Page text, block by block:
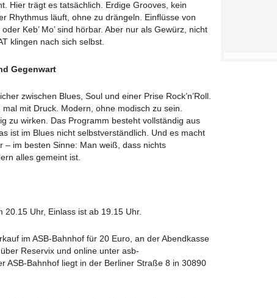
Hier trägt es tatsächlich. Erdige Grooves, kein
Rhythmus läuft, ohne zu drängeln. Einflüsse von
Keb’ Mo’ sind hörbar. Aber nur als Gewürz, nicht
klingen nach sich selbst.
Gegenwart
zwischen Blues, Soul und einer Prise Rock’n’Roll.
mit Druck. Modern, ohne modisch zu sein.
zu wirken. Das Programm besteht vollständig aus
ist im Blues nicht selbstverständlich. Und es macht
– im besten Sinne: Man weiß, dass nichts
alles gemeint ist.
20.15 Uhr, Einlass ist ab 19.15 Uhr.
im ASB-Bahnhof für 20 Euro, an der Abendkasse
Reservix und online unter asb-
ASB-Bahnhof liegt in der Berliner Straße 8 in 30890